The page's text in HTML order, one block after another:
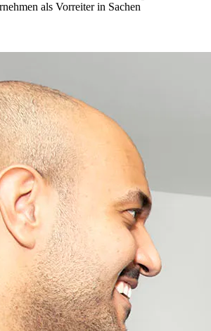
als Vorreiter in Sachen